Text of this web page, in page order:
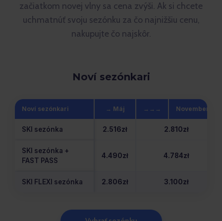
začiatkom novej vlny sa cena zvýši. Ak si chcete
uchmatnúť svoju sezónku za čo najnižšiu cenu,
nakupujte čo najskôr.
Noví sezónkari
Noví sezónkari → Máj →→→ November
SKI sezónka 2.516zł 2.810zł
SKI sezónka +
FAST PASS
4.490zł 4.784zł
SKI FLEXI sezónka 2.806zł 3.100zł